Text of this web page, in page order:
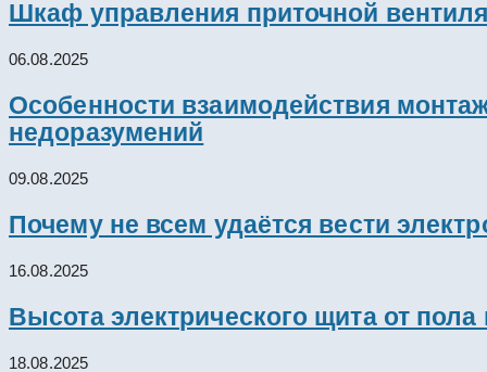
Шкаф управления приточной
06.08.2025
Особенности взаимодействия
недоразумений
09.08.2025
Почему не всем удаётся вести
16.08.2025
Высота электрического щита от
18.08.2025